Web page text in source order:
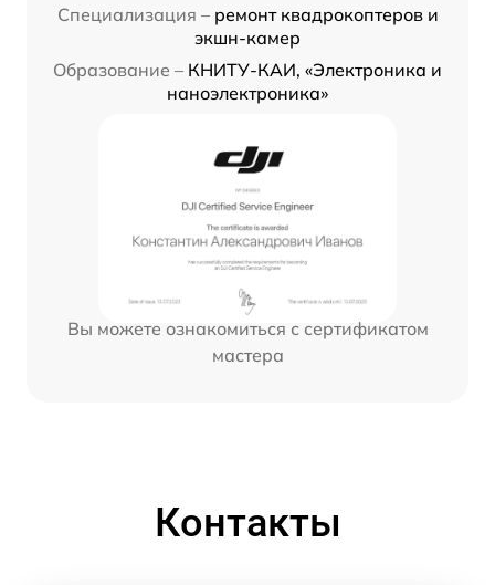
Специализация – ремонт квадрокоптеров и
экшн-камер
Образование – КНИТУ-КАИ, «Электроника и
наноэлектроника»
Вы можете ознакомиться с сертификатом
мастера
Контакты